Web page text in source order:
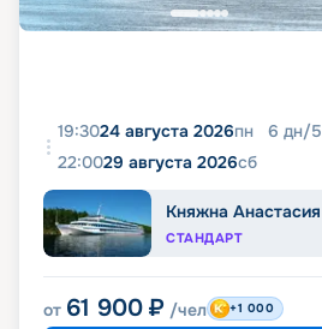
19:3024 августа 2026пн 6 дн/5
22:0029 августа 2026сб
Княжна Анастасия
СТАНДАРТ
от 61 900 ₽ /чел +1 000